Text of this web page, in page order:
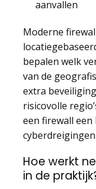
aanvallen
Moderne
bepalen welk
van de
extra
risicovolle
een firewall
Hoe werkt
in de